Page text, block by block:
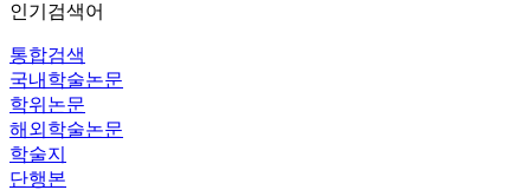
인기검색어
통합검색
국내학술논문
학위논문
해외학술논문
학술지
단행본